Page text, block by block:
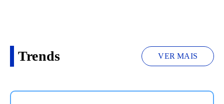
Trends VER MAIS